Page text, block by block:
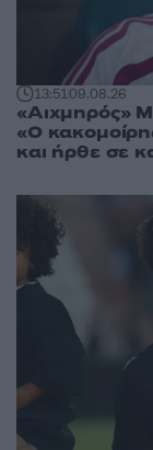
13:5109.08.26
«Αιχμηρός»
«Ο
και ήρθε σε